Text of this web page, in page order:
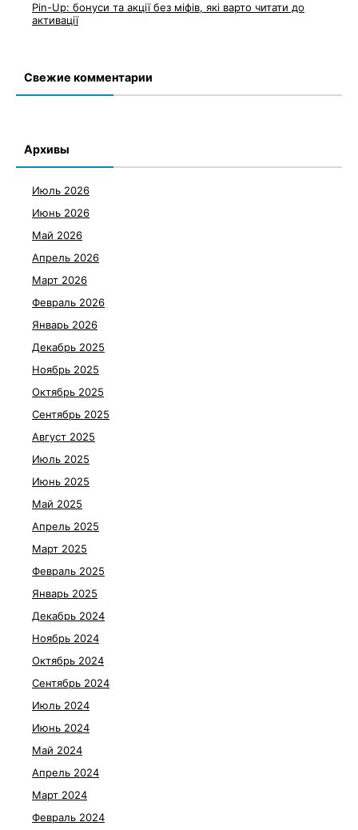
Pin-Up: бонуси та акції без міфів, які варто читати до
активації
Свежие комментарии
Архивы
Июль 2026
Июнь 2026
Май 2026
Апрель 2026
Март 2026
Февраль 2026
Январь 2026
Декабрь 2025
Ноябрь 2025
Октябрь 2025
Сентябрь 2025
Август 2025
Июль 2025
Июнь 2025
Май 2025
Апрель 2025
Март 2025
Февраль 2025
Январь 2025
Декабрь 2024
Ноябрь 2024
Октябрь 2024
Сентябрь 2024
Июль 2024
Июнь 2024
Май 2024
Апрель 2024
Март 2024
Февраль 2024